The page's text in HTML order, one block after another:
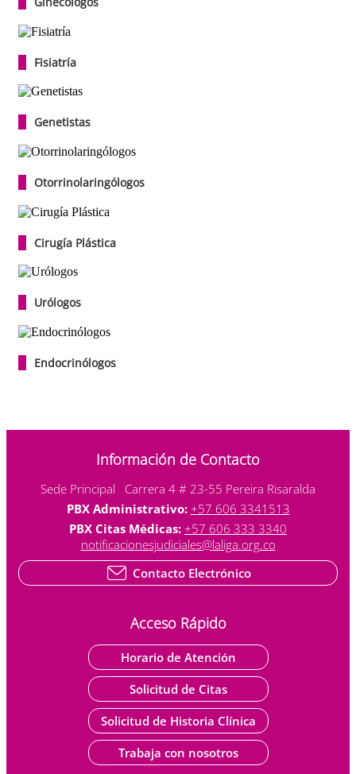
Fisiatría
Genetistas
Otorrinolaringólogos
Cirugía Plástica
Urólogos
Endocrinólogos
Información de Contacto
Sede Principal Carrera 4 # 23-55 Pereira Risaralda
PBX Administrativo: +57 606 3341513
PBX Citas Médicas: +57 606 333 3340
notificacionesjudiciales@laliga.org.co
Contacto Electrónico
Acceso Rápido
Horario de Atención
Solicitud de Citas
Solicitud de Historia Clínica
Trabaja con nosotros